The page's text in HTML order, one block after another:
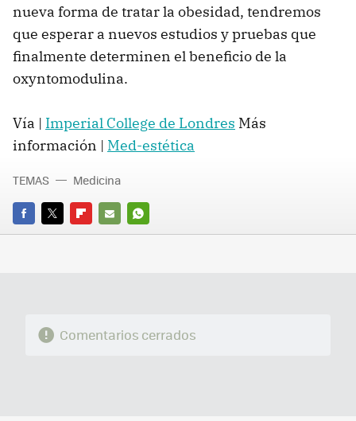
nueva forma de tratar la obesidad, tendremos
que esperar a nuevos estudios y pruebas que
finalmente determinen el beneficio de la
oxyntomodulina.
Vía | Imperial College de Londres Más
información | Med-estética
FACEBOOK
TWITTERFLIPBOARD
E-
WHATSAPP
TEMAS Medicina
Comentarios cerrados